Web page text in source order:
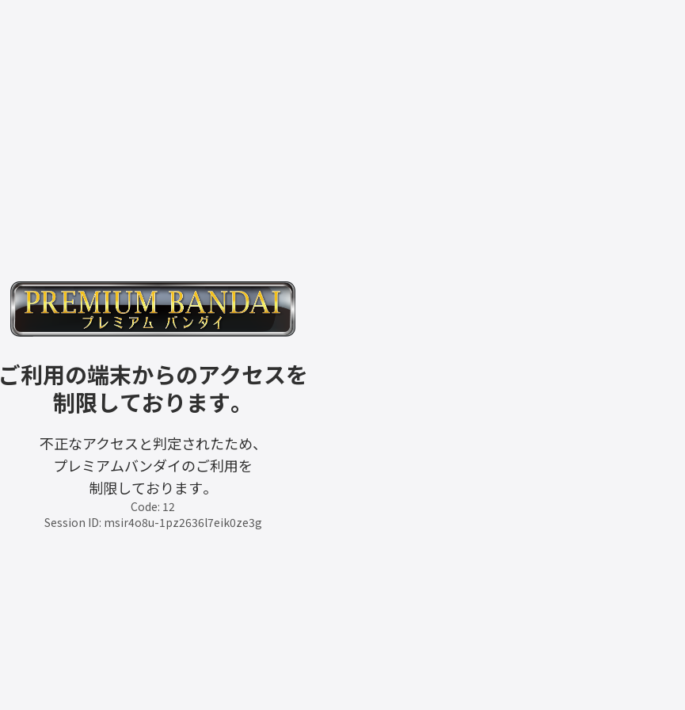
ご利用の端末からのアクセスを
制限しております。
不正なアクセスと判定されたため、
プレミアムバンダイのご利用を
制限しております。
Code: 12
Session ID: msir4o8u-1pz2636l7eik0ze3g